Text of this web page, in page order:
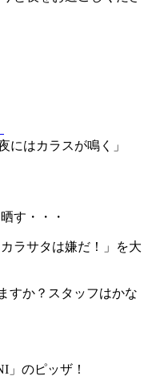
にはカラスが鳴く」
す・・・
ラサタは嫌だ！」を大
すか？スタッフはかな
」のピッザ！